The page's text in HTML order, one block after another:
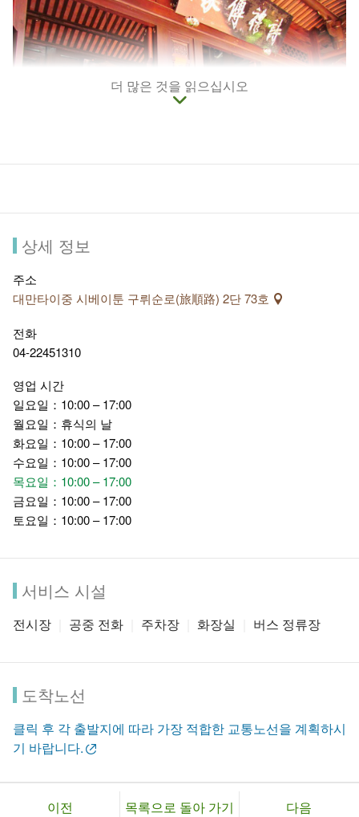
민속(民俗) 구역 (민속관, 타이완 민속 문예관, 민예관 포함)은
주로 정적인 전시기능을 위주로 하며, 옛 건축물 외에, 지하실에
궤적을 보여줍니다.
민속 기예 공연, 공예품 제작 전시 및 판매, 전통음식, 어린이 놀
에 기여하고 있습니다.
또한 공원 내에는 아치교, 회랑, 화원, 연못 등의 경관이 설계되
어 있어, 일반 시민들에게 산책과 사진촬영을 할 수 있는 휴식공
더 많은 것을 읽으십시오
상세 정보
주소
대만타이중 시베이툰 구뤼순로(旅順路) 2단 73호
전화
04-22451310
영업 시간
일요일：10:00 – 17:00
월요일：휴식의 날
화요일：10:00 – 17:00
수요일：10:00 – 17:00
목요일：10:00 – 17:00
금요일：10:00 – 17:00
토요일：10:00 – 17:00
서비스 시설
전시장 공중 전화 주차장 화장실 버스 정류장
도착노선
클릭 후 각 출발지에 따라 가장 적합한 교통노선을 계획하시
기 바랍니다.
이전 목록으로 돌아 가기 다음